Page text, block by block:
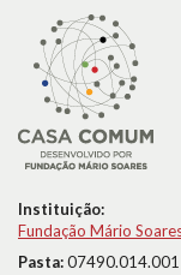
Instituição:
Fundação Mário
Pasta:07490.014.001